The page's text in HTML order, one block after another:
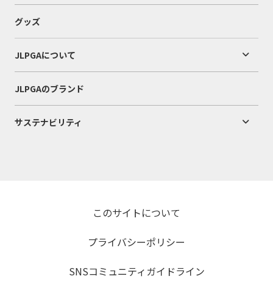
グッズ
JLPGAについて
JLPGAのブランド
サステナビリティ
このサイトについて
プライバシーポリシー
SNSコミュニティガイドライン